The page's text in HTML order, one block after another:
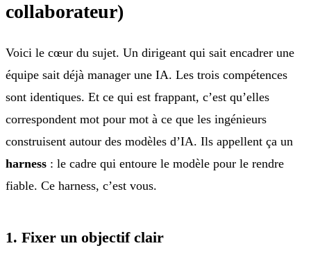
collaborateur)
Voici le cœur du sujet. Un dirigeant qui sait encadrer une
équipe sait déjà manager une IA. Les trois compétences
sont identiques. Et ce qui est frappant, c’est qu’elles
correspondent mot pour mot à ce que les ingénieurs
construisent autour des modèles d’IA. Ils appellent ça un
harness : le cadre qui entoure le modèle pour le rendre
fiable. Ce harness, c’est vous.
1. Fixer un objectif clair